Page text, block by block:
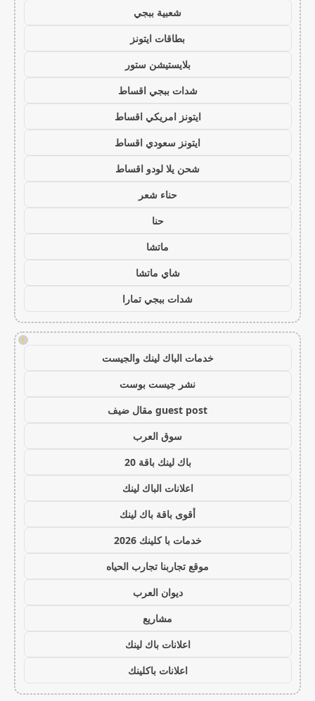
شعبية ببجي
بطاقات ايتونز
بلايستيشن ستور
شدات ببجي اقساط
ايتونز امريكي اقساط
ايتونز سعودي اقساط
شحن يلا لودو اقساط
حناء شعر
حنا
ماتشا
شاي ماتشا
شدات ببجي تمارا
!
خدمات الباك لينك والجيست
نشر جيست بوست
guest post مقال ضيف
سوق العرب
باك لينك باقة 20
اعلانات الباك لينك
أقوى باقة باك لينك
خدمات با كلينك 2026
موقع تجاربنا تجارب الحياه
ديوان العرب
مشاريع
اعلانات باك لينك
اعلانات باكلينك